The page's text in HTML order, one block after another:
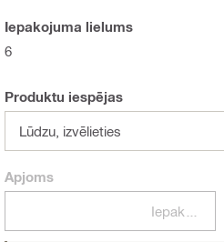
Iepakojuma lielums
6
Produktu iespējas
Lūdzu, izvēlieties
Apjoms